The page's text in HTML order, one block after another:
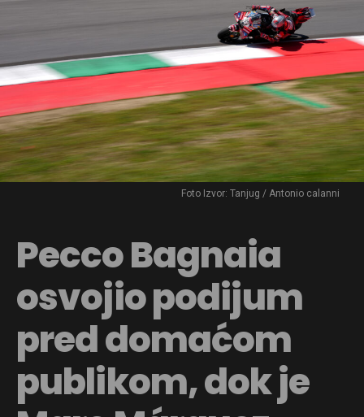
Foto Izvor: Tanjug / Antonio calanni
Pecco Bagnaia
osvojio podijum
pred domaćom
publikom, dok je